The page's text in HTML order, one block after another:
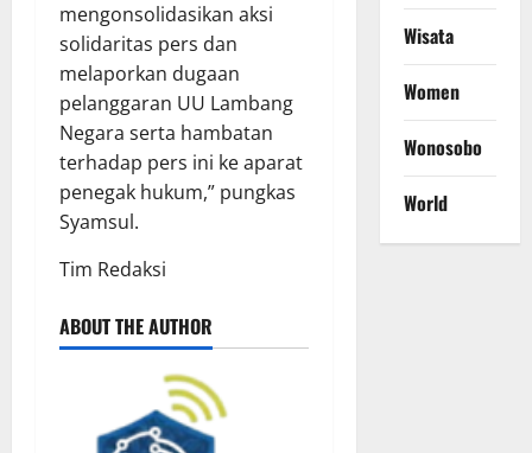
mengonsolidasikan aksi
solidaritas pers dan
melaporkan dugaan
pelanggaran UU Lambang
Negara serta hambatan
terhadap pers ini ke aparat
penegak hukum,” pungkas
Syamsul.
​Tim Redaksi
ABOUT THE AUTHOR
Wisata
Women
Wonosobo
World